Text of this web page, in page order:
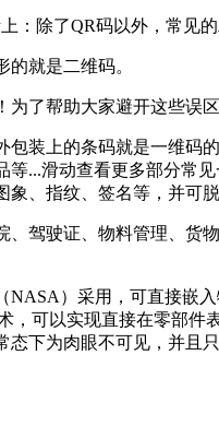
：除了QR码以外，常见的
就是二维码。
了帮助大家避开这些误
包装上的条码就是一维码
...滑动查看更多部分常
、指纹、签名等，并可脱
、驾驶证、物料管理、货
NASA）采用，可直接嵌
，可以实现直接在零部
态下为肉眼不可见，并且